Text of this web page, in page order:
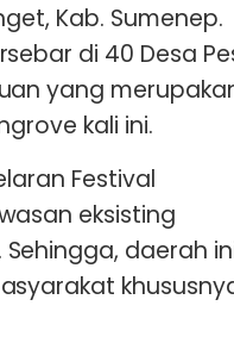
Kab. Sumenep.
di 40 Desa
yang
kali ini.
Festival
eksisting
daerah